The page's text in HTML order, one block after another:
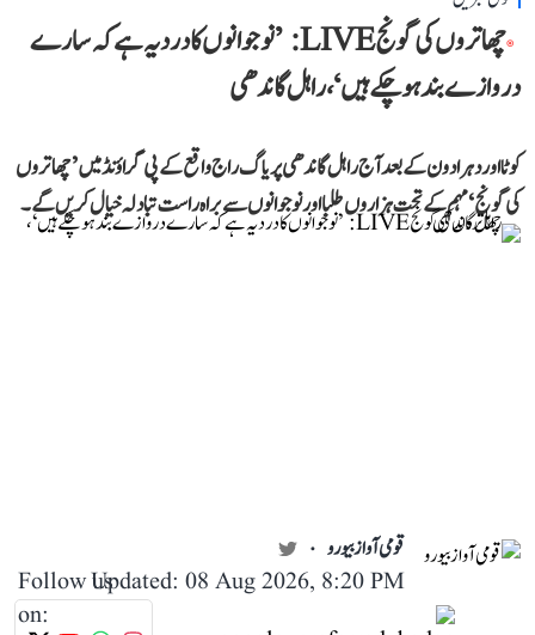
چھاتروں کی گونج LIVE: ’نوجوانوں کا درد یہ ہے کہ سارے
دروازے بند ہو چکے ہیں‘، راہل گاندھی
کوٹا اور دہرادون کے بعد آج راہل گاندھی پریاگ راج واقع کے پی گراؤنڈ میں ’چھاتروں
کی گونج‘ مہم کے تحت ہزاروں طلبا اور نوجوانوں سے براہ راست تبادلہ خیال کریں گے۔
قومی آواز بیورو
Updated: 08 Aug 2026, 8:20 PM
Follow us
on: